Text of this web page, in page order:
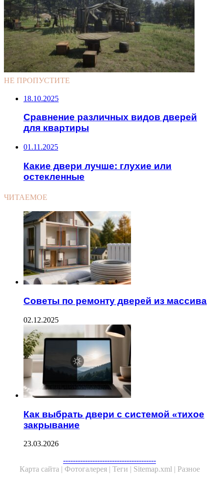
НЕ ПРОПУСТИТЕ
18.10.2025
Сравнение различных видов дверей
для квартиры
01.11.2025
Какие двери лучше: глухие или
остекленные
ЧИТАЕМОЕ
Советы по ремонту дверей из массива
02.12.2025
Как выбрать двери с системой «тихое
закрывание
23.03.2026
--------------------------------------
Карта сайта | Фотогалерея | Теги | Sitemap.xml | Разное